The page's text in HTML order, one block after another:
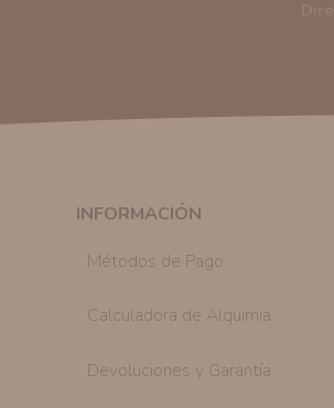
INFORMACIÓN
Métodos de Pago
Calculadora de Alquimia
Devoluciones y Garantía